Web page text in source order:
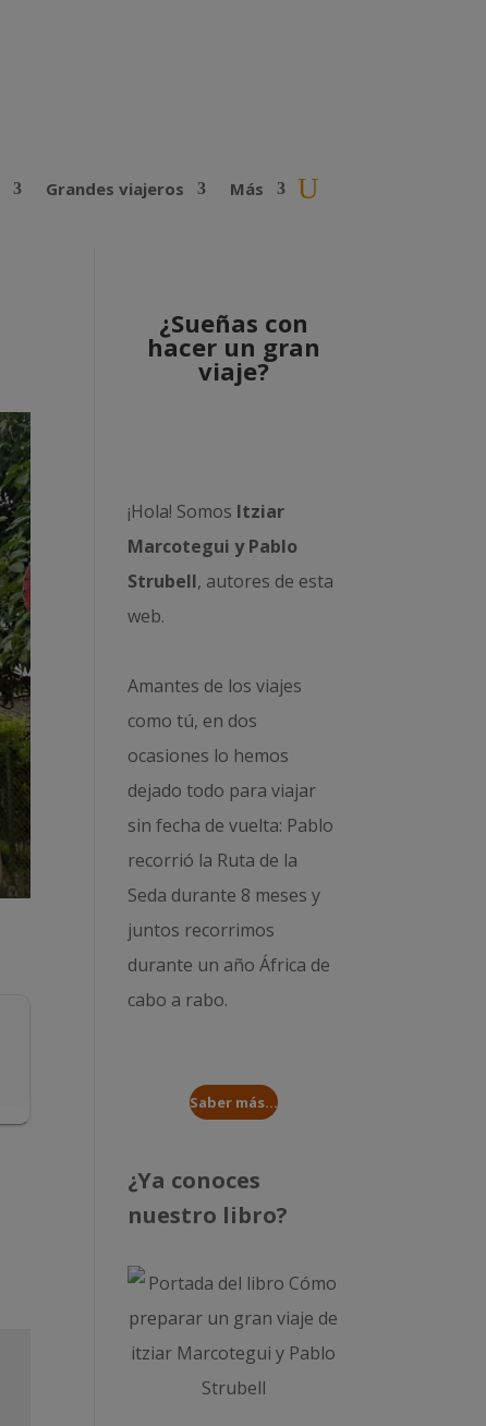
Grandes viajeros Más
¿Sueñas con
hacer un gran
viaje?
¡Hola! Somos Itziar
Marcotegui y Pablo
Strubell, autores de esta
web.
Amantes de los viajes
como tú, en dos
ocasiones lo hemos
dejado todo para viajar
sin fecha de vuelta: Pablo
recorrió la Ruta de la
Seda durante 8 meses y
juntos recorrimos
durante un añoÁfrica de
cabo a rabo.
Saber más...
¿Ya conoces
nuestro libro?